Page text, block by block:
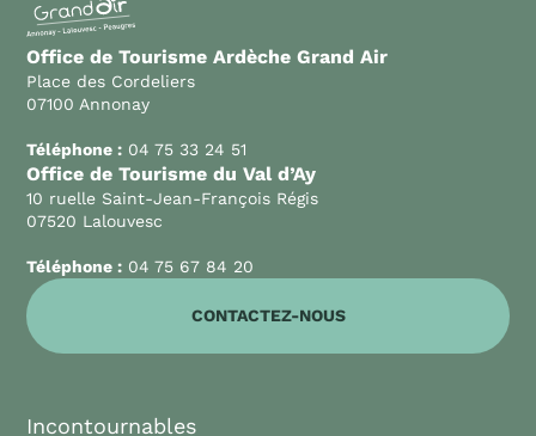
Office de Tourisme Ardèche Grand Air
Place des Cordeliers
07100 Annonay
Téléphone : 04 75 33 24 51
Office de Tourisme du Val d’Ay
10 ruelle Saint-Jean-François Régis
07520 Lalouvesc
Téléphone : 04 75 67 84 20
CONTACTEZ-NOUS
Incontournables